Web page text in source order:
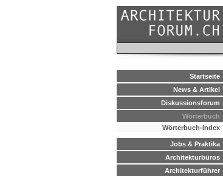
Startseite
News & Artikel
Diskussionsforum
Wörterbuch
Wörterbuch-Index
Jobs & Praktika
Architekturbüros
Architekturführer